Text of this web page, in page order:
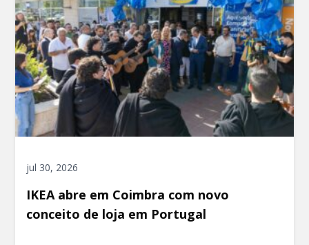
jul 30, 2026
IKEA abre em Coimbra com novo
conceito de loja em Portugal